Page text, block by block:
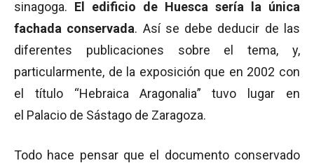
sinagoga. El edificio de Huesca sería la única
fachada conservada. Así se debe deducir de las
diferentes publicaciones sobre el tema, y,
particularmente, de la exposición que en 2002 con
el título “Hebraica Aragonalia” tuvo lugar en
el Palacio de Sástago de Zaragoza.
Todo hace pensar que el documento conservado